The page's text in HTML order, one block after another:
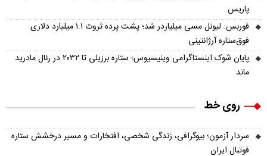
پاریس
فوربس: لیونل مسی میلیاردر شد؛ پشت پرده ثروت ۱.۱ میلیارد دلاری
فوق‌ستاره آرژانتینی
پایان شوک اینستاگرامی وینیسیوس؛ ستاره برزیلی تا ۲۰۳۲ در رئال مادرید
ماند
روی خط
سردار آزمون؛ بیوگرافی، زندگی شخصی، افتخارات و مسیر درخشش ستاره
فوتبال ایران